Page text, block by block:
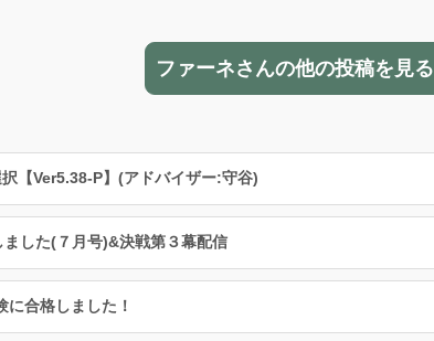
ファーネさんの他の投稿を見る
【Ver5.38-P】(アドバイザー:守谷)
した(７月号)&決戦第３幕配信
に合格しました！